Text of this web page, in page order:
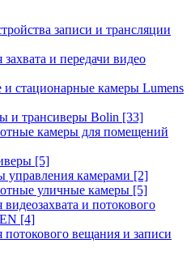
записи и трансляции
и передачи видео
стационарные камеры Lumens
и трансиверы Bolin [33]
камеры для помещений
[5]
управления камерами [2]
уличные камеры [5]
и потокового
[4]
потокового вещания и записи